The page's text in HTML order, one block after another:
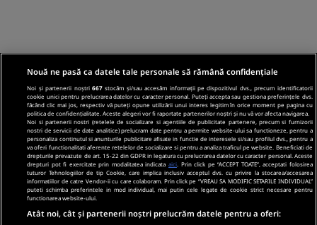
Nouă ne pasă ca datele tale personale să rămână confidențiale
Noi și partenerii noștri667 stocăm și/sau accesăm informații pe dispozitivul dvs., precum identificatorii
cookie unici pentru prelucrarea datelor cu caracter personal. Puteți accepta sau gestiona preferințele dvs.
făcând clic mai jos, respectiv vă puteți opune utilizării unui interes legitim în orice moment pe pagina cu
politica de confidențialitate. Aceste alegeri vor fi raportate partenerilor noștri și nu vă vor afecta navigarea.
Noi si partenerii nostri (retelele de socializare si agentiile de publicitate partenere, precum si furnizorii
nostri de servicii de date analitice) prelucram date pentru a permite website-ului sa functioneze, pentru a
personaliza continutul si anunturile publicitare afisate in functie de interesele si/sau profilul dvs., pentru a
va oferi functionalitati aferente retelelor de socializare si pentru a analiza traficul pe website. Beneficiati de
drepturile prevazute de art. 15-22 din GDPR in legatura cu prelucrarea datelor cu caracter personal. Aceste
drepturi pot fi exercitate prin modalitatea indicata aici . Prin click pe “ACCEPT TOATE”, acceptati folosirea
tuturor Tehnologiilor de tip Cookie, care implica inclusiv acceptul dvs. cu privire la stocarea/accesarea
informatiilor de catre Vendor-ii cu care colaboram. Prin click pe “VREAU SA MODIFIC SETARILE INDIVIDUAL”
puteti schimba preferintele in mod individual, mai putin cele legate de cookie strict necesare pentru
functionarea website-ului.
Atât noi, cât și partenerii noștri prelucrăm datele pentru a oferi: